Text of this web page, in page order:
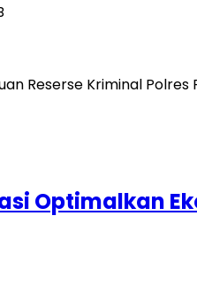
Reserse Kriminal
Optimalkan